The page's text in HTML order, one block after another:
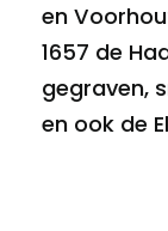
en
1657 de
gegraven,
en ook de